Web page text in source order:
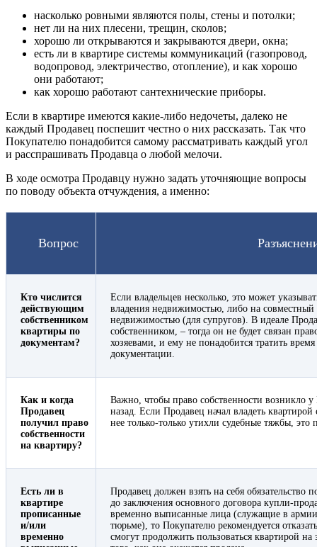
насколько ровными являются полы, стены и потолки;
нет ли на них плесени, трещин, сколов;
хорошо ли открываются и закрываются двери, окна;
есть ли в квартире системы коммуникаций (газопровод,
водопровод, электричество, отопление), и как хорошо
они работают;
как хорошо работают сантехнические приборы.
Если в квартире имеются какие-либо недочеты, далеко не
каждый Продавец поспешит честно о них рассказать. Так что
Покупателю понадобится самому рассматривать каждый угол
и расспрашивать Продавца о любой мелочи.
В ходе осмотра Продавцу нужно задать уточняющие вопросы
по поводу объекта отчуждения, а именно:
Вопрос
Кто числится
действующим
собственником
квартиры по
документам?
Если владельцев несколько, это может
владения недвижимостью, либо на
недвижимостью (для супругов). В идеале
собственником, – тогда он не будет связан
хозяевами, и ему не понадобится тратить
документации.
Как и когда
Продавец
получил право
собственности
на квартиру?
Важно, чтобы право собственности возникло
назад. Если Продавец начал владеть
нее только-только утихли судебные тяжбы, это
Есть ли в
квартире
прописанные
и/или
временно
Продавец должен взять на себя
до заключения основного договора купли-
временно выписанные лица (служащие в
тюрьме), то Покупателю рекомендуется
смогут продолжить пользоваться квартирой